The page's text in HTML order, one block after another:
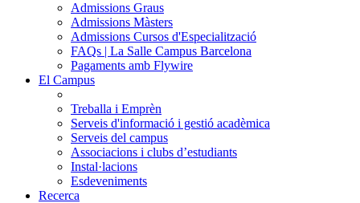
Admissions Graus
Admissions Màsters
Admissions Cursos d'Especialització
FAQs | La Salle Campus Barcelona
Pagaments amb Flywire
El Campus
Treballa i Emprèn
Serveis d'informació i gestió acadèmica
Serveis del campus
Associacions i clubs d’estudiants
Instal·lacions
Esdeveniments
Recerca